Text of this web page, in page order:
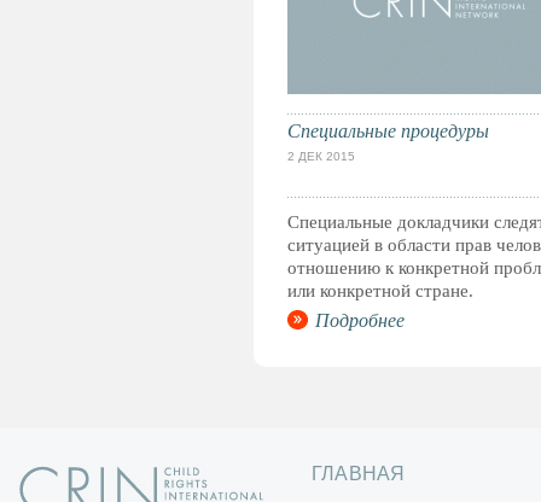
Специальные процедуры
2 ДЕК 2015
Специальные докладчики
ситуацией в области прав
отношению к конкретной
или конкретной стране.
Подробнее
ГЛАВНАЯ